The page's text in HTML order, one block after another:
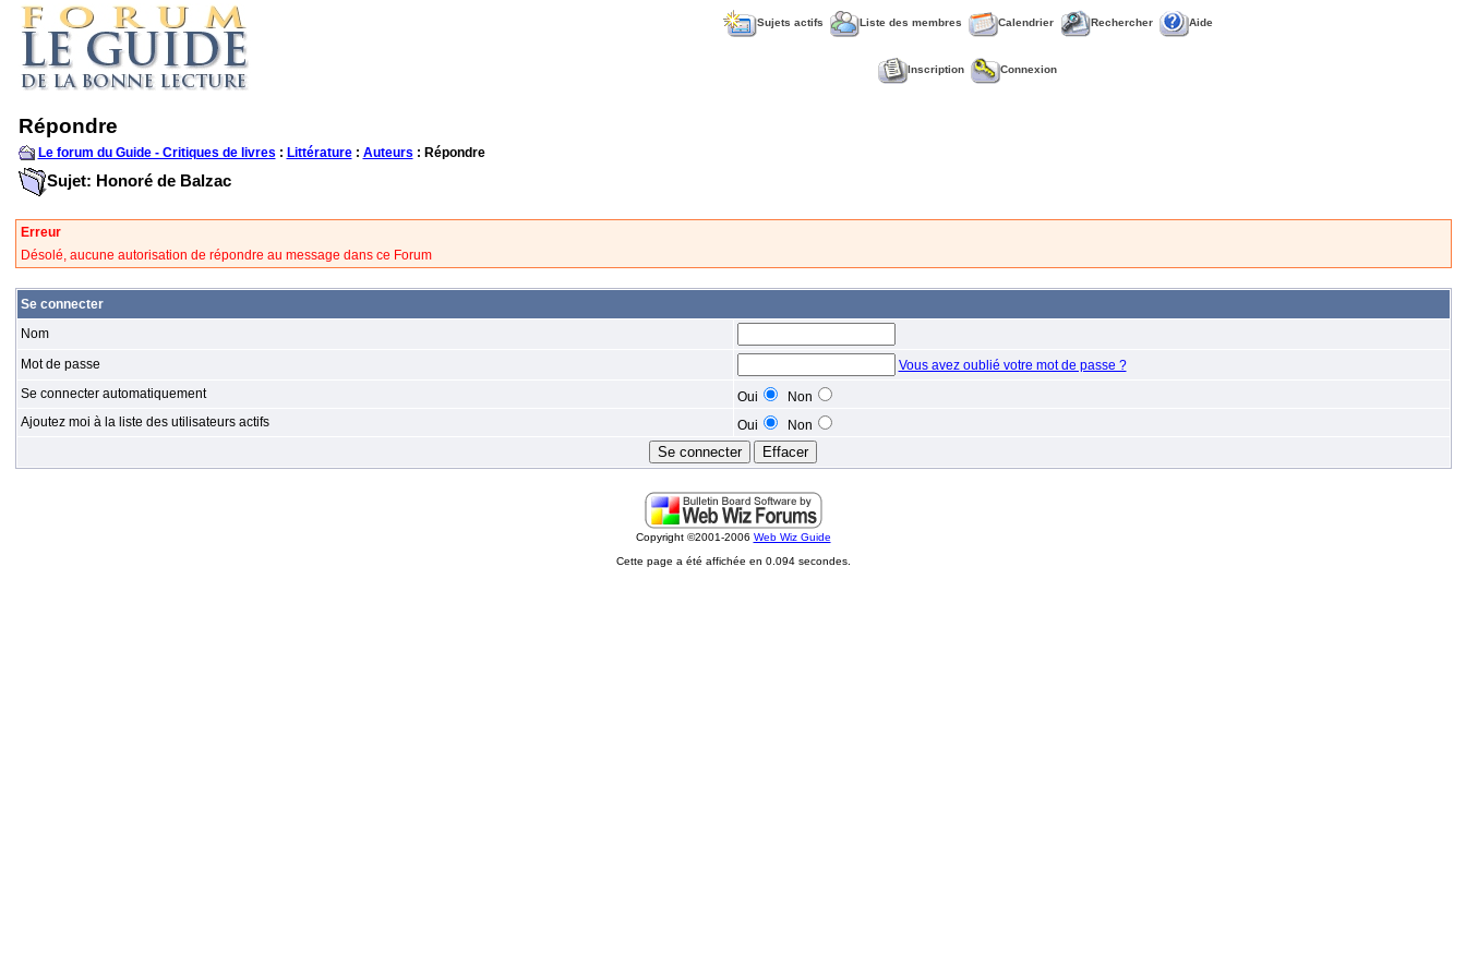
Sujets actifs Liste des membres Calendrier Rechercher Aide
Inscription Connexion
Répondre
Le forum du Guide - Critiques de livres : Littérature: Auteurs : Répondre
Sujet: Honoré de Balzac
Erreur
Désolé, aucune autorisation de répondre au message dans ce Forum
Se connecter
Nom
Mot de passe
Vous avez oublié votre mot de passe ?
Se connecter automatiquement
Oui
Non
Ajoutez moi à la liste des utilisateurs actifs
Oui Non
Copyright ©2001-2006 Web Wiz Guide
Cette page a été affichée en 0.094 secondes.